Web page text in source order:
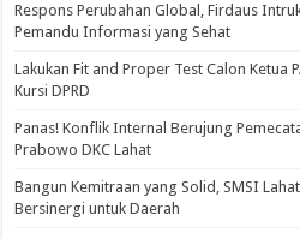
Respons Perubahan Global, Firdaus
Pemandu Informasi yang Sehat
Lakukan Fit and Proper Test Calon Ketua
Kursi DPRD
Panas! Konflik Internal Berujung
Prabowo DKC Lahat
Bangun Kemitraan yang Solid, SMSI
Bersinergi untuk Daerah